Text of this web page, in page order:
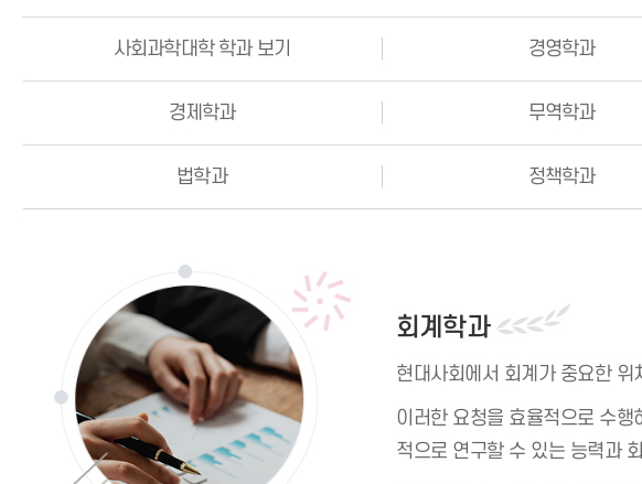
사회과학대학 학과 보기 경영학과
경제학과 무역학과
법학과 정책학과
회계학과
현대사회에서 회계가 중요한
이러한 요청을 효율적으로 수행
적으로 연구할 수 있는 능력과